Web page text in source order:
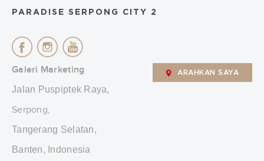
PARADISE SERPONG CITY 2
Galeri Marketing
Jalan Puspiptek Raya,
Serpong,
Tangerang Selatan,
Banten, Indonesia
ARAHKAN SAYA